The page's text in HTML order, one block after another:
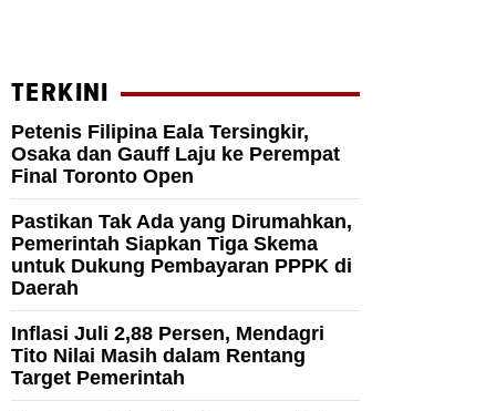
TERKINI
Petenis Filipina Eala Tersingkir,
Osaka dan Gauff Laju ke Perempat
Final Toronto Open
Pastikan Tak Ada yang Dirumahkan,
Pemerintah Siapkan Tiga Skema
untuk Dukung Pembayaran PPPK di
Daerah
Inflasi Juli 2,88 Persen, Mendagri
Tito Nilai Masih dalam Rentang
Target Pemerintah